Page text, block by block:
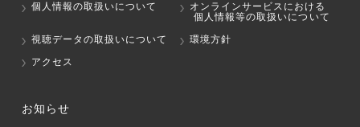
個人情報の取扱いについて
オンラインサービスにおける
個人情報等の取扱いについて
視聴データの取扱いについて
環境方針
アクセス
お知らせ